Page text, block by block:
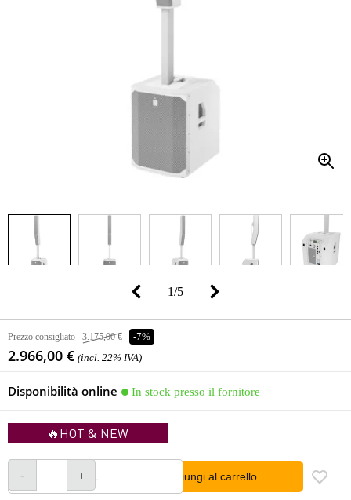
1/5
Prezzo consigliato 3.175,00 € -7%
2.966,00 € (incl. 22% IVA)
Disponibilità online In stock presso il fornitore
🔥HOT & NEW
Aggiungi al carrello